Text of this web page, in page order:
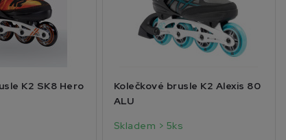
K2 SK8 Hero
Kolečkové brusle K2 Alexis 80
ALU
Skladem > 5ks